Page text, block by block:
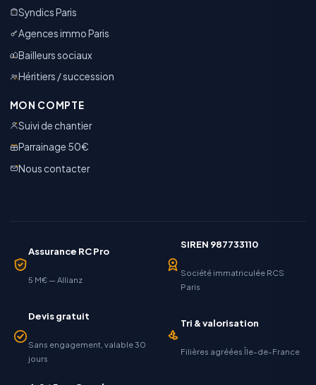
Syndics Paris
Agences immo Paris
Bailleurs sociaux
Héritiers / succession
MON COMPTE
Suivi de chantier
Parrainage 50€
Nous contacter
Assurance RC Pro
5 M€ — Allianz
SIREN 987733110
Société immatriculée RCS
Paris
Devis gratuit
Sans engagement, valable 30
jours
Tri & valorisation
Filières agréées Île-de-France